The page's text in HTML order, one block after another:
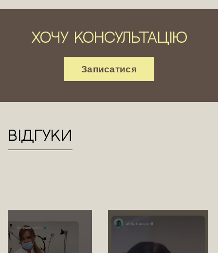
хочу консультацію
Записатися
Відгуки